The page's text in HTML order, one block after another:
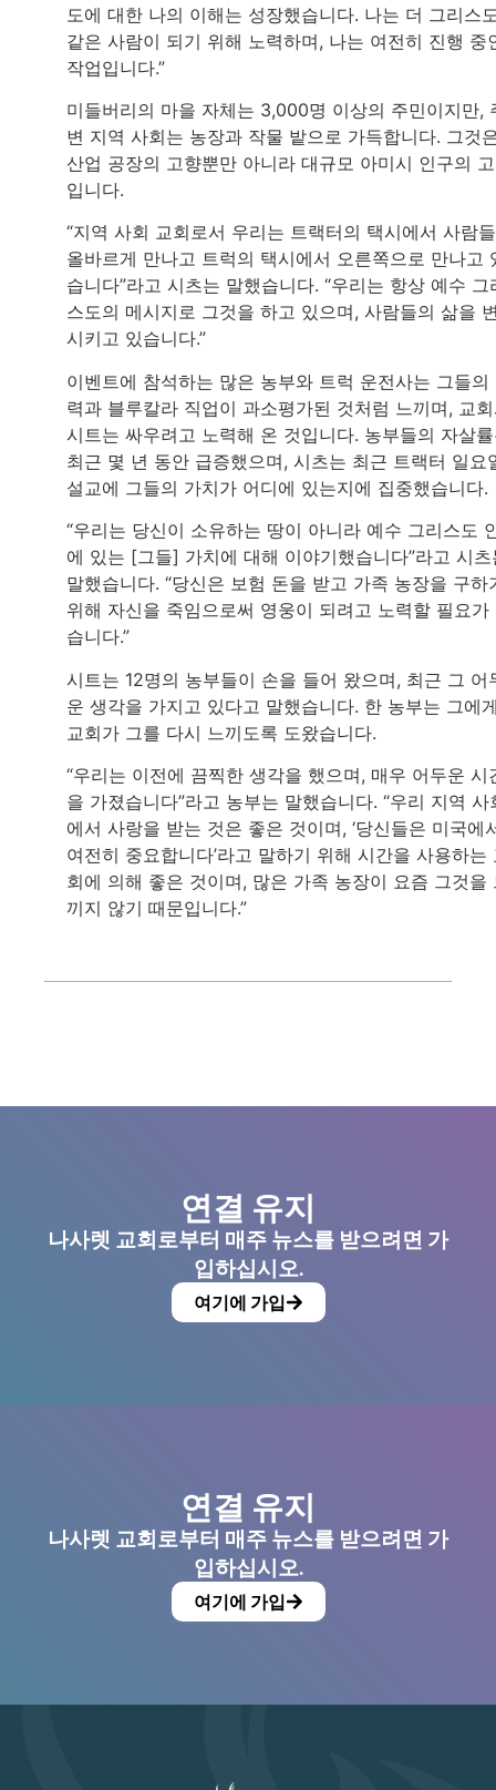
도에 대한 나의 이해는 성장했습니다. 나는 더 그리스
같은 사람이 되기 위해 노력하며, 나는 여전히 진행 중
작업입니다.”
미들버리의 마을 자체는 3,000명 이상의 주민이지만,
변 지역 사회는 농장과 작물 밭으로 가득합니다. 그것
산업 공장의 고향뿐만 아니라 대규모 아미시 인구의
입니다.
“지역 사회 교회로서 우리는 트랙터의 택시에서 사람
올바르게 만나고 트럭의 택시에서 오른쪽으로 만나고
습니다”라고 시츠는 말했습니다. “우리는 항상 예수 그
스도의 메시지로 그것을 하고 있으며, 사람들의 삶을
시키고 있습니다.”
이벤트에 참석하는 많은 농부와 트럭 운전사는 그들의
력과 블루칼라 직업이 과소평가된 것처럼 느끼며, 교
시트는 싸우려고 노력해 온 것입니다. 농부들의 자살
최근 몇 년 동안 급증했으며, 시츠는 최근 트랙터 일요
설교에 그들의 가치가 어디에 있는지에 집중했습니다.
“우리는 당신이 소유하는 땅이 아니라 예수 그리스도
에 있는 [그들] 가치에 대해 이야기했습니다”라고 시츠
말했습니다. “당신은 보험 돈을 받고 가족 농장을 구하
위해 자신을 죽임으로써 영웅이 되려고 노력할 필요가
습니다.”
시트는 12명의 농부들이 손을 들어 왔으며, 최근 그 어
운 생각을 가지고 있다고 말했습니다. 한 농부는 그에
교회가 그를 다시 느끼도록 도왔습니다.
“우리는 이전에 끔찍한 생각을 했으며, 매우 어두운 시
을 가졌습니다”라고 농부는 말했습니다. “우리 지역 사
에서 사랑을 받는 것은 좋은 것이며, ‘당신들은 미국에
여전히 중요합니다’라고 말하기 위해 시간을 사용하는
회에 의해 좋은 것이며, 많은 가족 농장이 요즘 그것을
끼지 않기 때문입니다.”
연결 유지
나사렛 교회로부터 매주 뉴스를 받으려면 가
입하십시오.
여기에 가입
연결 유지
나사렛 교회로부터 매주 뉴스를 받으려면 가
입하십시오.
여기에 가입